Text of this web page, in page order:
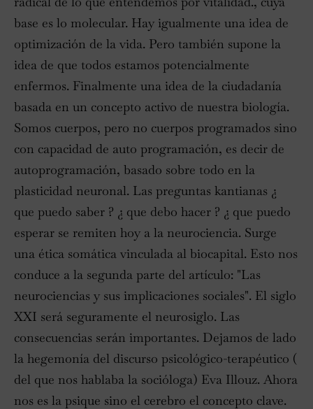
base es lo molecular. Hay igualmente una idea de
optimización de la vida. Pero también supone la
idea de que todos estamos potencialmente
enfermos. Finalmente una idea de la ciudadanía
basada en un concepto activo de nuestra biología.
Somos cuerpos, pero no cuerpos programados sino
con capacidad de auto programación, es decir de
autoprogramación, basado sobre todo en la
plasticidad neuronal. Las preguntas kantianas ¿
que puedo saber ? ¿ que debo hacer ? ¿ que puedo
esperar se remiten hoy a la neurociencia. Surge
una ética somática vinculada al biocapital. Esto nos
conduce a la segunda parte del artículo: "Las
neurociencias y sus implicaciones sociales". El siglo
XXI será seguramente el neurosiglo. Las
consecuencias serán importantes. Dejamos de lado
la hegemonía del discurso psicológico-terapéutico (
del que nos hablaba la socióloga) Eva Illouz. Ahora
nos es la psique sino el cerebro el concepto clave.